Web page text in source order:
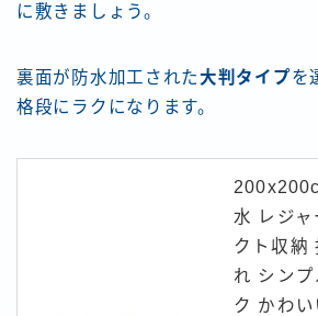
に敷きましょう。
裏面が防水加工された大判タイプを
格段にラクになります。
水 レジャ
クト収納
れ シン
ク かわ